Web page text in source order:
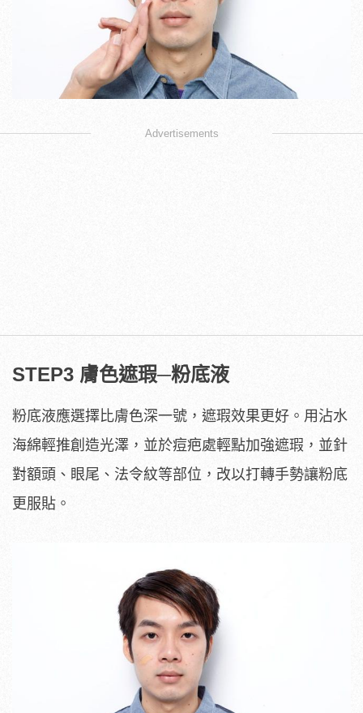
Advertisements
STEP3 膚色遮瑕─粉底液
粉底液應選擇比膚色深一號，遮瑕效果更好。用沾水
海綿輕推創造光澤，並於痘疤處輕點加強遮瑕，並針
對額頭、眼尾、法令紋等部位，改以打轉手勢讓粉底
更服貼。